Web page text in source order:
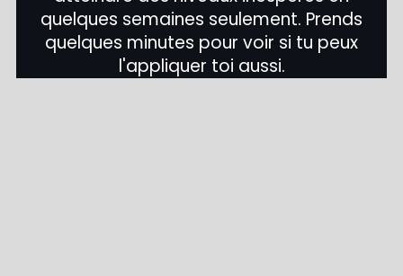
quelques semaines seulement. Prends
quelques minutes pour voir si tu peux
l'appliquer toi aussi.